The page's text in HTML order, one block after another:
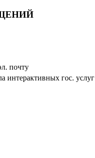
почту
интерактивных гос. услуг